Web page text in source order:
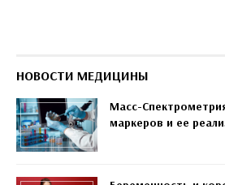
НОВОСТИ МЕДИЦИНЫ
Масс-
маркеров и ее